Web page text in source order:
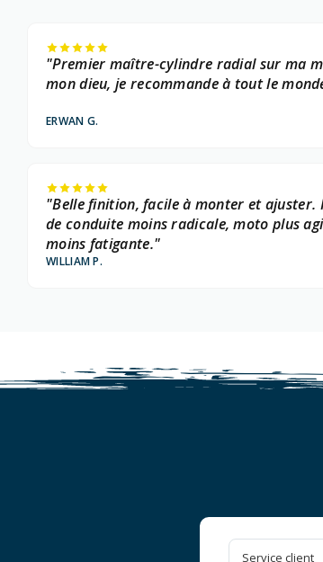
"Premier maître-cylindre radial sur ma
mon dieu, je recommande à tout le
ERWAN G.
"Belle finition, facile à monter et ajuster.
de conduite moins radicale, moto plus
moins fatigante."
WILLIAM P.